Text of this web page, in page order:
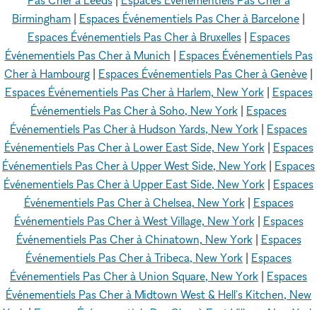
Birmingham | Espaces Événementiels Pas Cher à Barcelone |
Espaces Événementiels Pas Cher à Bruxelles| Espaces
Événementiels Pas Cher à Munich | Espaces Événementiels Pas
Cher à Hambourg | Espaces Événementiels Pas Cher à Genève |
Espaces Événementiels Pas Cher à Harlem, New York| Espaces
Événementiels Pas Cher à Soho, New York | Espaces
Événementiels Pas Cher à Hudson Yards, New York | Espaces
Événementiels Pas Cher à Lower East Side, New York| Espaces
Événementiels Pas Cher à Upper West Side, New York | Espaces
Événementiels Pas Cher à Upper East Side, New York | Espaces
Événementiels Pas Cher à Chelsea, New York| Espaces
Événementiels Pas Cher à West Village, New York| Espaces
Événementiels Pas Cher à Chinatown, New York| Espaces
Événementiels Pas Cher à Tribeca, New York | Espaces
Événementiels Pas Cher à Union Square, New York | Espaces
Événementiels Pas Cher à Midtown West & Hell's Kitchen, New